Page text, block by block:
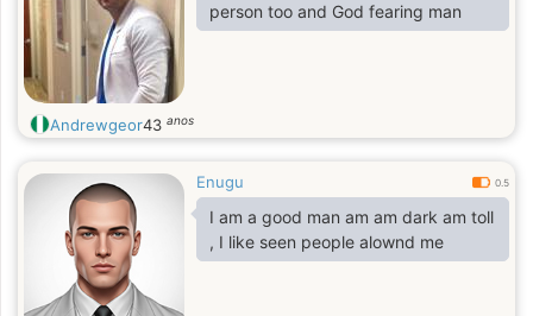
person too and God fearing man
Andrewgeor43 anos
Enugu 0.5
I am a good man am am dark am toll
, I like seen people alownd me